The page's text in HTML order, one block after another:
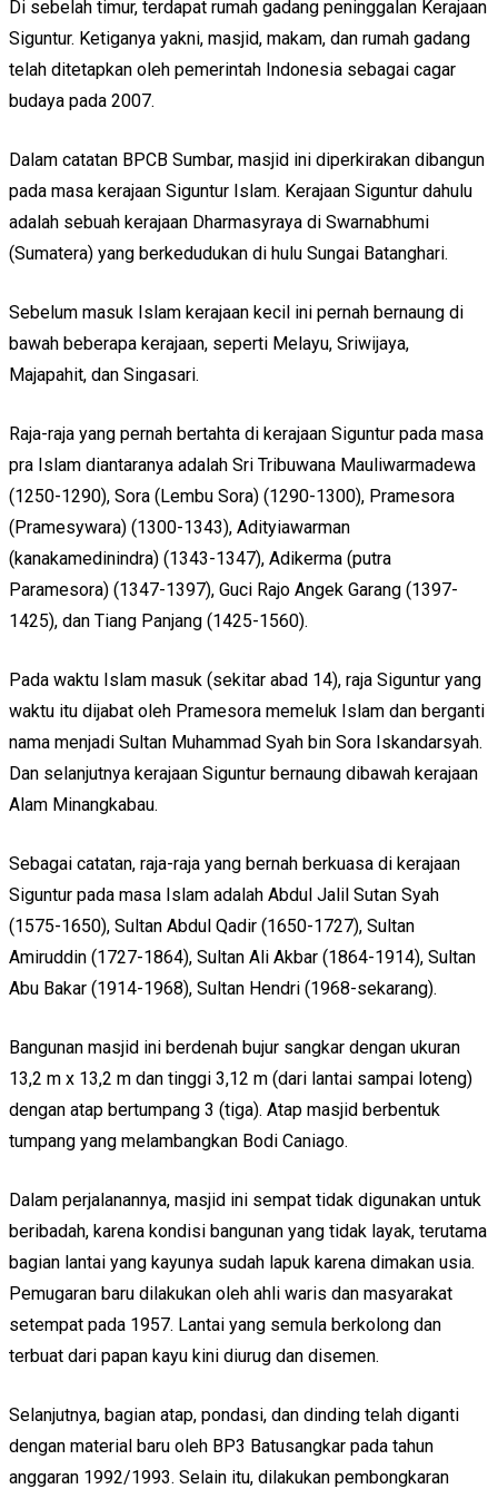
Di sebelah timur, terdapat rumah gadang peninggalan Kerajaan
Siguntur. Ketiganya yakni, masjid, makam, dan rumah gadang
telah ditetapkan oleh pemerintah Indonesia sebagai cagar
budaya pada 2007.
Dalam catatan BPCB Sumbar, masjid ini diperkirakan dibangun
pada masa kerajaan Siguntur Islam. Kerajaan Siguntur dahulu
adalah sebuah kerajaan Dharmasyraya di Swarnabhumi
(Sumatera) yang berkedudukan di hulu Sungai Batanghari.
Sebelum masuk Islam kerajaan kecil ini pernah bernaung di
bawah beberapa kerajaan, seperti Melayu, Sriwijaya,
Majapahit, dan Singasari.
Raja-raja yang pernah bertahta di kerajaan Siguntur pada masa
pra Islam diantaranya adalah Sri Tribuwana Mauliwarmadewa
(1250-1290), Sora (Lembu Sora) (1290-1300), Pramesora
(Pramesywara) (1300-1343), Adityiawarman
(kanakamedinindra) (1343-1347), Adikerma (putra
Paramesora) (1347-1397), Guci Rajo Angek Garang (1397-
1425), dan Tiang Panjang (1425-1560).
Pada waktu Islam masuk (sekitar abad 14), raja Siguntur yang
waktu itu dijabat oleh Pramesora memeluk Islam dan berganti
nama menjadi Sultan Muhammad Syah bin Sora Iskandarsyah.
Dan selanjutnya kerajaan Siguntur bernaung dibawah kerajaan
Alam Minangkabau.
Sebagai catatan, raja-raja yang bernah berkuasa di kerajaan
Siguntur pada masa Islam adalah Abdul Jalil Sutan Syah
(1575-1650), Sultan Abdul Qadir (1650-1727), Sultan
Amiruddin (1727-1864), Sultan Ali Akbar (1864-1914), Sultan
Abu Bakar (1914-1968), Sultan Hendri (1968-sekarang).
Bangunan masjid ini berdenah bujur sangkar dengan ukuran
13,2 m x 13,2 m dan tinggi 3,12 m (dari lantai sampai loteng)
dengan atap bertumpang 3 (tiga). Atap masjid berbentuk
tumpang yang melambangkan Bodi Caniago.
Dalam perjalanannya, masjid ini sempat tidak digunakan untuk
beribadah, karena kondisi bangunan yang tidak layak, terutama
bagian lantai yang kayunya sudah lapuk karena dimakan usia.
Pemugaran baru dilakukan oleh ahli waris dan masyarakat
setempat pada 1957. Lantai yang semula berkolong dan
terbuat dari papan kayu kini diurug dan disemen.
Selanjutnya, bagian atap, pondasi, dan dinding telah diganti
dengan material baru oleh BP3 Batusangkar pada tahun
anggaran 1992/1993. Selain itu, dilakukan pembongkaran